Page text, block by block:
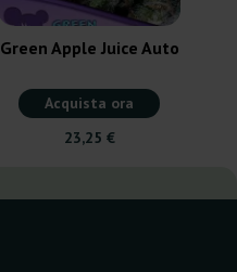
Green Apple Juice Auto
Acquista ora
23,25 €